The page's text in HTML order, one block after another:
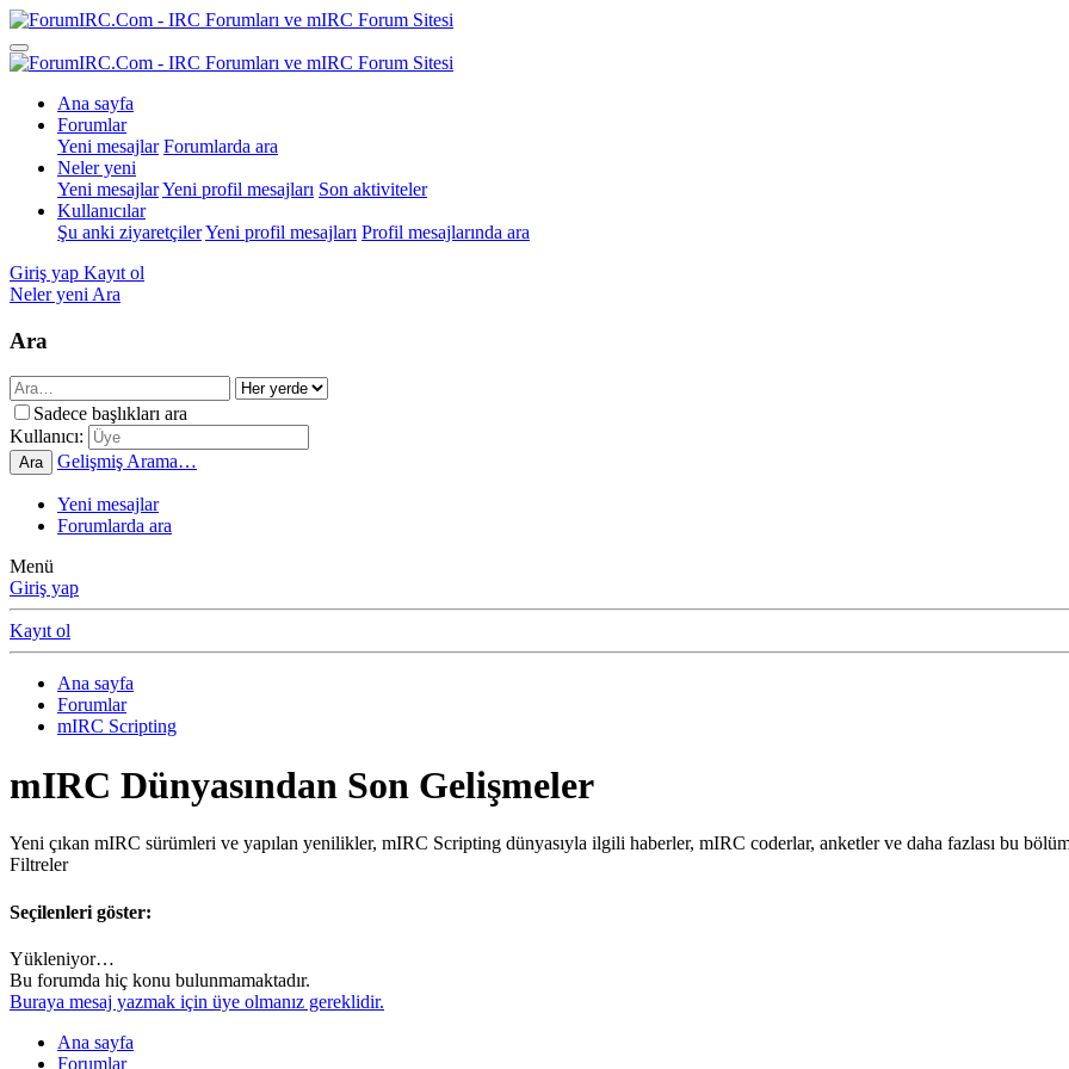
Ana sayfa
Forumlar
Yeni mesajlar Forumlarda ara
Neler yeni
Yeni mesajlarYeni profil mesajları Son aktiviteler
Kullanıcılar
Şu anki ziyaretçilerYeni profil mesajları Profil mesajlarında ara
Giriş yap Kayıt ol
Neler yeni Ara
Ara
Sadece başlıkları ara
Kullanıcı:
Ara Gelişmiş Arama…
Yeni mesajlar
Forumlarda ara
Menü
Giriş yap
Kayıt ol
Ana sayfa
Forumlar
mIRC Scripting
mIRC Dünyasından Son Gelişmeler
Yeni çıkan mIRC sürümleri ve yapılan yenilikler, mIRC Scripting dünyasıyla ilgili haberler, mIRC coderlar, anketler ve daha fazlası bu
Filtreler
Seçilenleri göster:
Yükleniyor…
Bu forumda hiç konu bulunmamaktadır.
Buraya mesaj yazmak için üye olmanız gereklidir.
Ana sayfa
Forumlar